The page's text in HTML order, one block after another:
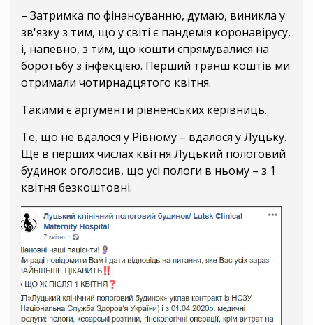
– Затримка по фінансуванню, думаю, виникла у
зв'язку з тим, що у світі є пандемія коронавірусу,
і, напевно, з тим, що кошти спрямувалися на
боротьбу з інфекцією. Перший транш коштів ми
отримали чотирнадцятого квітня.
Такими є аргументи рівненських керівниць.
Те, що не вдалося у Рівному – вдалося у Луцьку.
Ще в перших числах квітня Луцький пологовий
будинок оголосив, що усі пологи в ньому – з 1
квітня безкоштовні.